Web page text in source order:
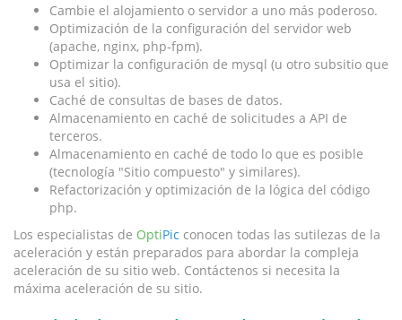
Cambie el alojamiento o servidor a uno más poderoso.
Optimización de la configuración del servidor web
(apache, nginx, php-fpm).
Optimizar la configuración de mysql (u otro subsitio que
usa el sitio).
Caché de consultas de bases de datos.
Almacenamiento en caché de solicitudes a API de
terceros.
Almacenamiento en caché de todo lo que es posible
(tecnología "Sitio compuesto" y similares).
Refactorización y optimización de la lógica del código
php.
Los especialistas de OptiPic conocen todas las sutilezas de la
aceleración y están preparados para abordar la compleja
aceleración de su sitio web. Contáctenos si necesita la
máxima aceleración de su sitio.